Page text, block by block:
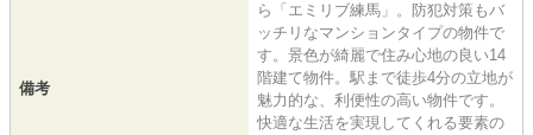
備考
ら「エミリブ練馬」。防犯対策もバ
ッチリなマンションタイプの物件で
す。景色が綺麗で住み心地の良い14
階建て物件。駅まで徒歩4分の立地が
魅力的な、利便性の高い物件です。
快適な生活を実現してくれる要素の